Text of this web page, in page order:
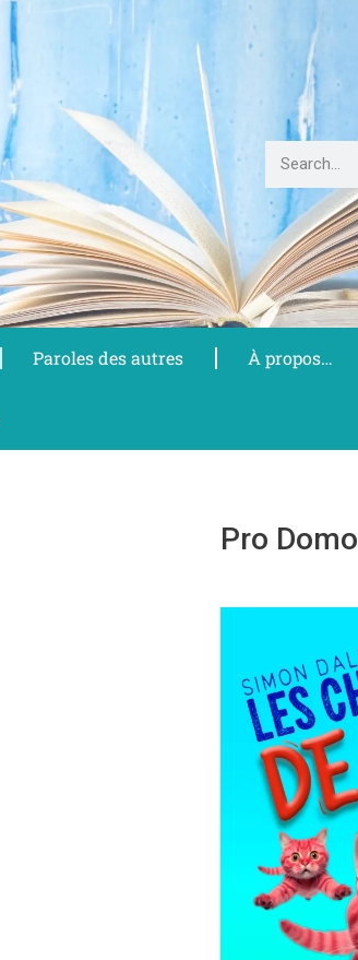
Paroles des autres À propos…
Pro Domo